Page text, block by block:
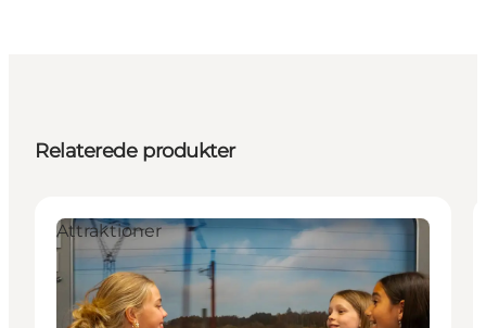
Relaterede produkter
Attraktioner